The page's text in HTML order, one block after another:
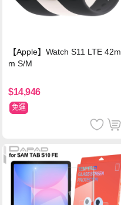
【Apple】Watch S11 LTE 42m
m S/M
$14,946
免運